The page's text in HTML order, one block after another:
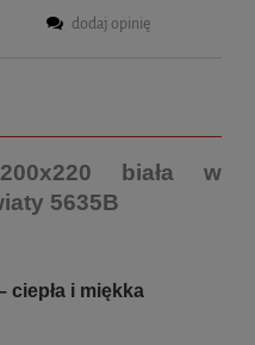
dodaj opinię
biała w
5635B
ciepła i miękka